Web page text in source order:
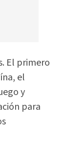
El primero
el
y
para